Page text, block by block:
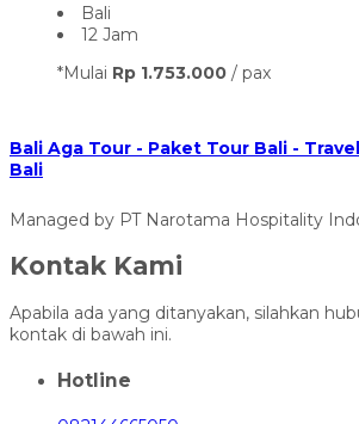
Bali
12 Jam
*Mulai Rp 1.753.000 / pax
Bali Aga Tour - Paket Tour Bali -
Bali
Managed by PT Narotama Hospitality
Kontak Kami
Apabila ada yang ditanyakan, silahkan
kontak di bawah ini.
Hotline